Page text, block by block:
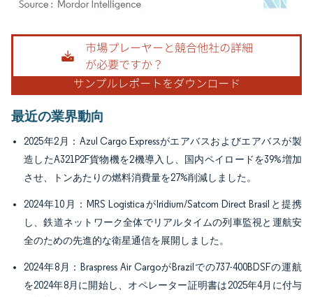
画像 © Mordor Intelligence。再利用にはCC BY 4.0の表示が必要です。
最近の業界動向
2025年2月：Azul Cargo Expressがエアバスおよびエアバスが製
造したA321P2F貨物機を2機導入し、国内ペイロードを39%増加
させ、トンあたりの燃料消費量を27%削減しました。
2024年10月：MRS LogisticaがIridium/Satcom Direct Brasilと提携
し、鉄道ネットワーク全体でリアルタイムの列車監視と運航安
全のための先進的な衛星通信を展開しました。
2024年8月：Braspress Air CargoがBrazilでの737-400BDSFの運航
を2024年8月に開始し、オペレーター証明書は2025年4月に付与